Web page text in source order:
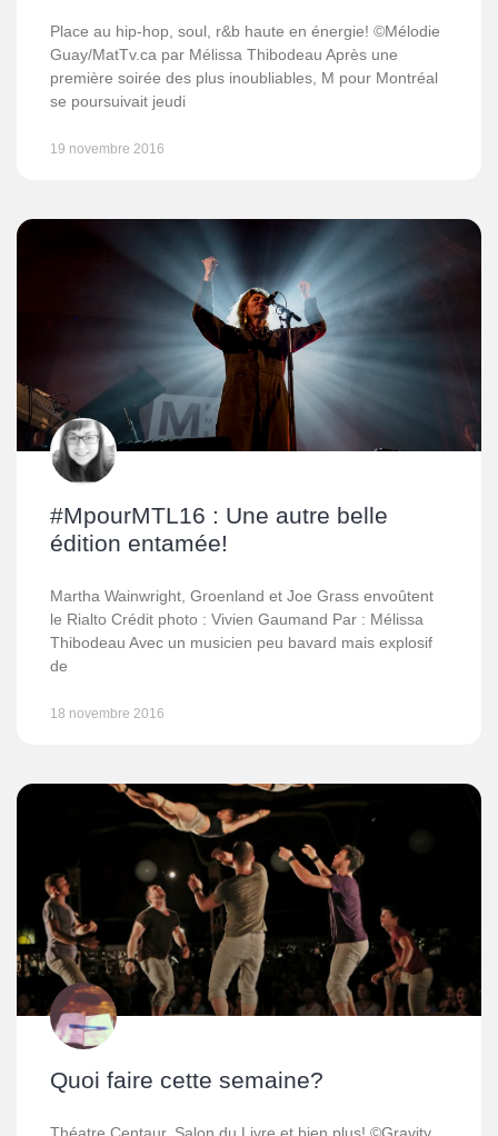
Place au hip-hop, soul, r&b haute en énergie! ©Mélodie
Guay/MatTv.ca par Mélissa Thibodeau Après une
première soirée des plus inoubliables, M pour Montréal
se poursuivait jeudi
19 novembre 2016
#MpourMTL16 : Une autre belle
édition entamée!
Martha Wainwright, Groenland et Joe Grass envoûtent
le Rialto Crédit photo : Vivien Gaumand Par : Mélissa
Thibodeau Avec un musicien peu bavard mais explosif
de
18 novembre 2016
Quoi faire cette semaine?